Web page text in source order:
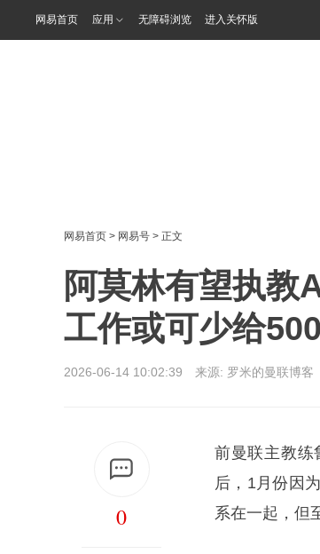
网易首页 应用 无障碍浏览 进入关怀版
网易首页 > 网易号 > 正文
阿莫林有望执教
工作或可少给
2026-06-14 10:02:39 来源: 罗米的曼联博客
0
前曼联主教练
后，1月份因
系在一起，但